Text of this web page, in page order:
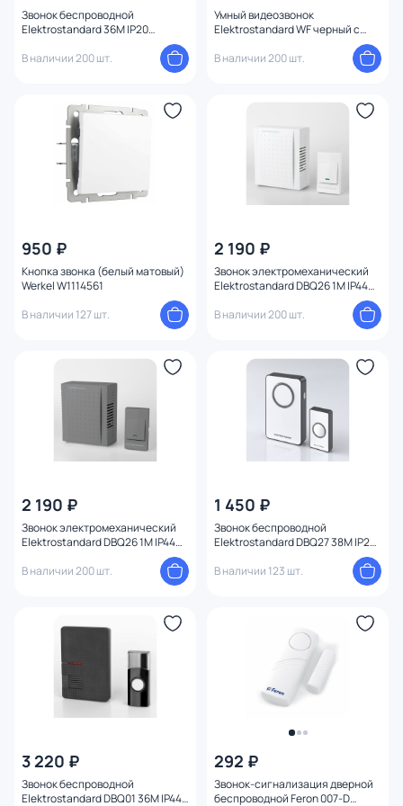
Звонок беспроводной
Elektrostandard 36M IP20
В наличии 200 шт.
Умный видеозвонок
Elektrostandard WF черный с
В наличии 200 шт.
950 ₽
Кнопка звонка (белый матовый)
Werkel W1114561
В наличии 127 шт.
2 190 ₽
Звонок электромеханический
Elektrostandard DBQ26 1M IP44
В наличии 200 шт.
2 190 ₽
Звонок электромеханический
Elektrostandard DBQ26 1M IP44
В наличии 200 шт.
1 450 ₽
Звонок беспроводной
Elektrostandard DBQ27 38M IP20
В наличии 123 шт.
3 220 ₽
Звонок беспроводной
Elektrostandard DBQ01 36M IP44
292 ₽
Звонок-сигнализация дверной
беспроводной Feron 007-D